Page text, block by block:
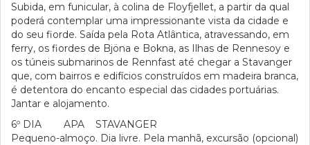
Subida, em funicular, à colina de Floyfjellet, a partir da qual
poderá contemplar uma impressionante vista da cidade e
do seu fiorde. Saída pela Rota Atlântica, atravessando, em
ferry, os fiordes de Bjöna e Bokna, as Ilhas de Rennesoy e
os túneis submarinos de Rennfast até chegar a Stavanger
que, com bairros e edifícios construídos em madeira branca,
é detentora do encanto especial das cidades portuárias.
Jantar e alojamento.
6º DIA APA STAVANGER
Pequeno-almoço. Dia livre. Pela manhã, excursão (opcional)